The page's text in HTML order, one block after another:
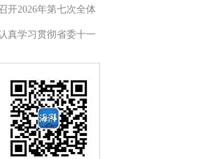
开2026年第七次全体
真学习贯彻省委十一